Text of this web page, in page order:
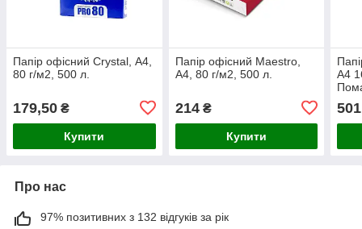
Папір офісний Crystal, А4,
80 г/м2, 500 л.
179,50 ₴
Купити
Папір офісний Maestro,
А4, 80 г/м2, 500 л.
214₴
Купити
A4
Про нас
97% позитивних з 132 відгуків за рік